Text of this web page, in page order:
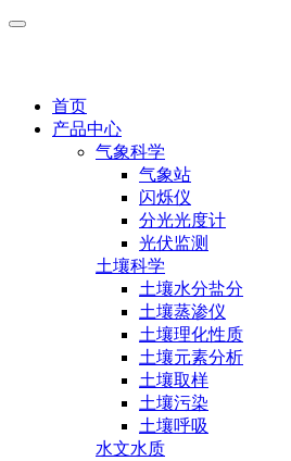
首页
产品中心
气象科学
气象站
闪烁仪
分光光度计
光伏监测
土壤科学
土壤水分盐分
土壤蒸渗仪
土壤理化性质
土壤元素分析
土壤取样
土壤污染
土壤呼吸
水文水质